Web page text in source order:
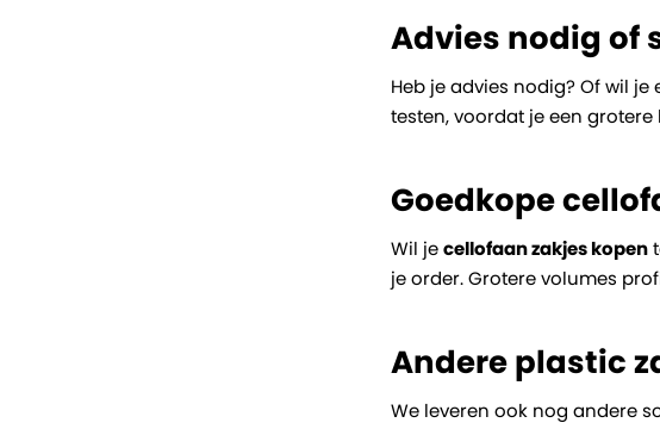
Advies nodig of
Heb je advies nodig? Of wil je
testen, voordat je een grotere
Goedkope
Wil jecellofaan zakjes kopen
je order. Grotere volumes
Andere plastic
We leveren ook nog andere